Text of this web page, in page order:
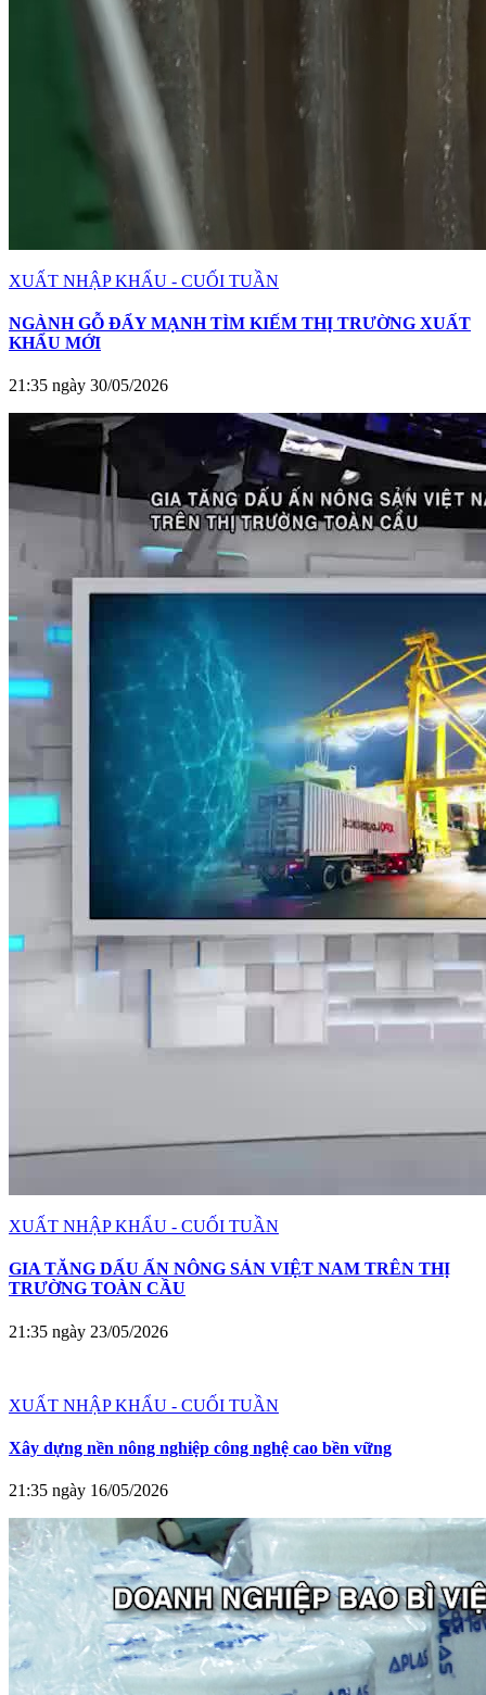
XUẤT NHẬP KHẨU - CUỐI TUẦN
NGÀNH GỖ ĐẨY MẠNH TÌM KIẾM THỊ TRƯỜNG XUẤT
KHẨU MỚI
21:35 ngày 30/05/2026
XUẤT NHẬP KHẨU - CUỐI TUẦN
GIA TĂNG DẤU ẤN NÔNG SẢN VIỆT NAM TRÊN THỊ
TRƯỜNG TOÀN CẦU
21:35 ngày 23/05/2026
XUẤT NHẬP KHẨU - CUỐI TUẦN
Xây dựng nền nông nghiệp công nghệ cao bền vững
21:35 ngày 16/05/2026